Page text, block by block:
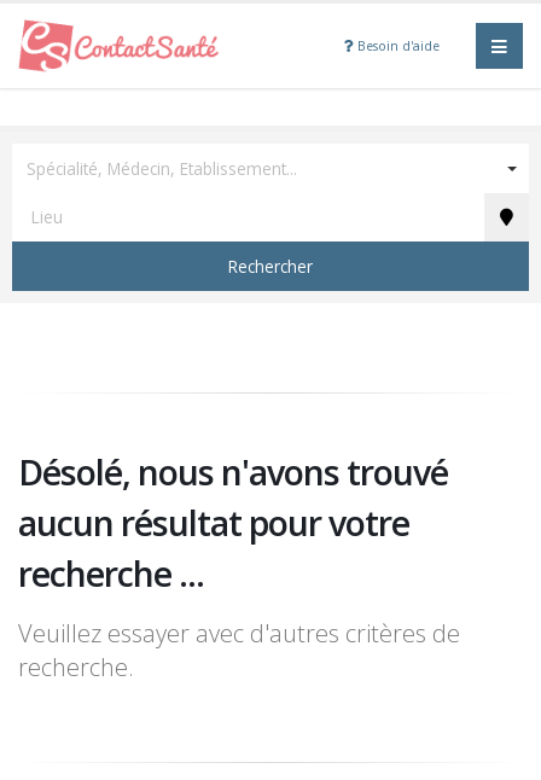
Besoin d'aide
Spécialité, Médecin, Etablissement...
Rechercher
Désolé, nous n'avons trouvé
aucun résultat pour votre
recherche ...
Veuillez essayer avec d'autres critères de
recherche.